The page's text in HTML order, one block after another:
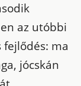
az utóbbi
ma
jócskán